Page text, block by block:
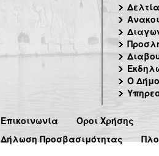
Ο
Επικοινωνία
Όροι Χρήσης
Δήλωση Προσβασιμότητας